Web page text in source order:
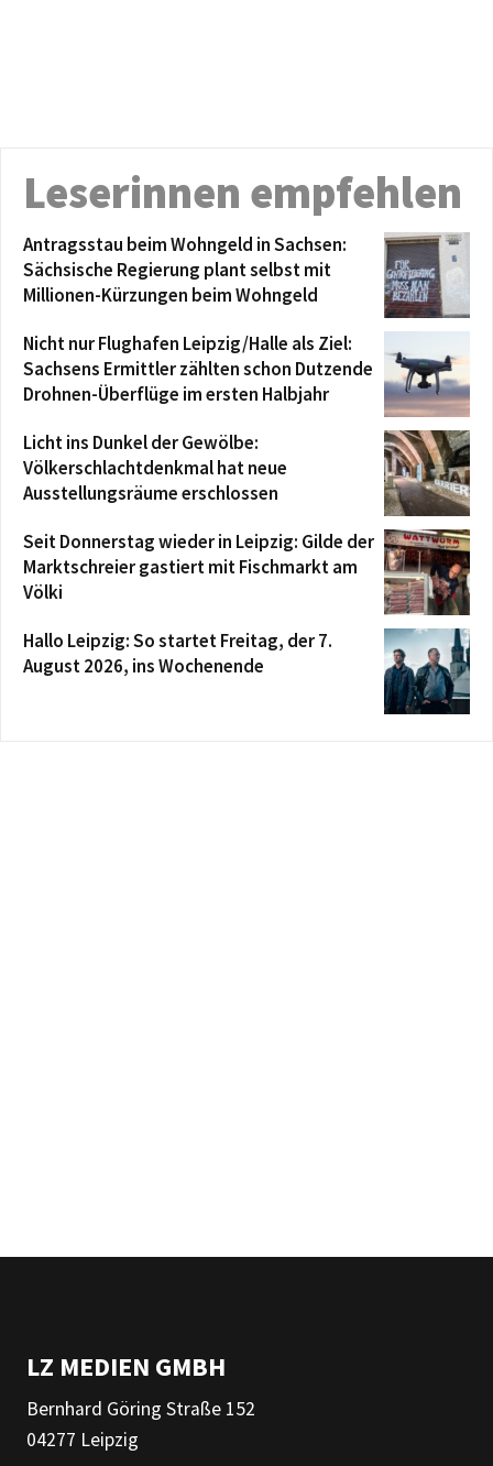
Leserinnen empfehlen
Antragsstau beim Wohngeld in Sachsen:
Sächsische Regierung plant selbst mit
Millionen-Kürzungen beim Wohngeld
Nicht nur Flughafen Leipzig/Halle als Ziel:
Sachsens Ermittler zählten schon Dutzende
Drohnen-Überflüge im ersten Halbjahr
Licht ins Dunkel der Gewölbe:
Völkerschlachtdenkmal hat neue
Ausstellungsräume erschlossen
Seit Donnerstag wieder in Leipzig: Gilde der
Marktschreier gastiert mit Fischmarkt am
Völki
Hallo Leipzig: So startet Freitag, der 7.
August 2026, ins Wochenende
LZ MEDIEN GMBH
Bernhard Göring Straße 152
04277 Leipzig